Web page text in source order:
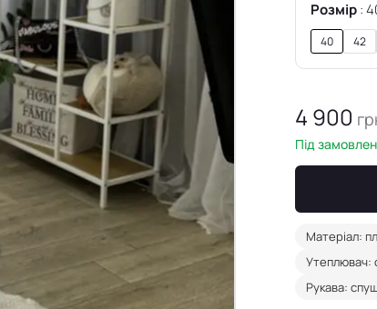
Розмір
40 42
4 900
Під
Матеріал:
Утеплювач:
Рукава: